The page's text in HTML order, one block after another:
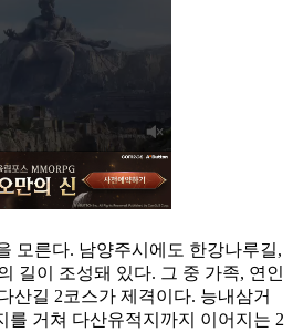
모른다. 남양주시에도 한강나루길,
길이 조성돼 있다. 그 중 가족, 연인
산길 2코스가 제격이다. 능내삼거
를 거쳐 다산유적지까지 이어지는 2